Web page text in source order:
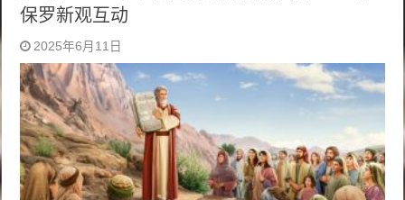
保罗新观互动
2025年6月11日